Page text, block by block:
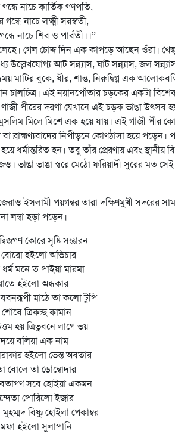
নাচে কার্তিক গণপতি,
নাচে লক্ষ্মী সরস্বতী,
নাচে শিব ও পার্বতী।।”
গেল চোদ্দ দিন এক কাপড়ে আছেন ওঁরা।
উল্লেখযোগ্য আট সন্ন্যাস, ঘাট সন্ন্যাস, জল
মাটির বুকে, ধীর, শান্ত, নিরুদ্বিগ্ন এক
চালচিত্র। এই নয়ানপোঁতার চড়কের একটা
পীরের দরগা যেখানে এই চড়ক ভাঙা উৎসব
মিলে মিশে এক হয়ে যায়। এই গাজী পীর
ব্রাহ্মণ্যবাদের নিপীড়নে কোণঠাসা হয়ে পড়েন।
ধর্মান্তরিত হন। তবু তাঁর প্রেরণায় এবং স্থানীয়
ভাঙা ভাঙা স্বরে মেঠো ফরিয়াদী সুরের মত
ইসলামী পয়গম্বর তারা দক্ষিণমুখী সদরের
লম্বা ছড়া পড়েন।
কোরে সৃষ্টি সম্ভারন
হইলো অভিচার
মনে ত পাইয়া মারমা
হইলো অন্ধকার
যবনরূপী মাঠে তা কলো টুপি
ত্রিকচ্ছ কামান
হয় ত্রিভুবনে লাগে ভয়
বলিয়া এক নাম
হইলো ভেস্ত অবতার
বোলে তা ডোম্বোদার
সবে হোইয়া একমন
পোরিলো ইজার
মুহম্মদ বিষ্ণু হোইলা পেকাম্বর
হইলো সুলাপানি